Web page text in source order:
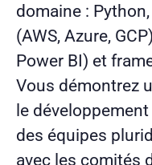
domaine :
(AWS, Azure,
Power BI) et
Vous démontrez
le
des équipes
avec les comités